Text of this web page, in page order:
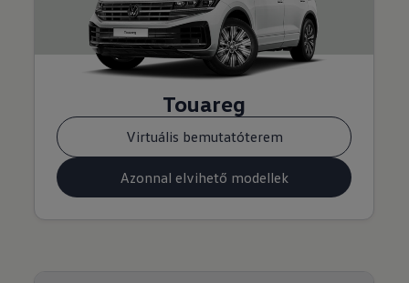
Touareg
Virtuális bemutatóterem
Azonnal elvihető modellek